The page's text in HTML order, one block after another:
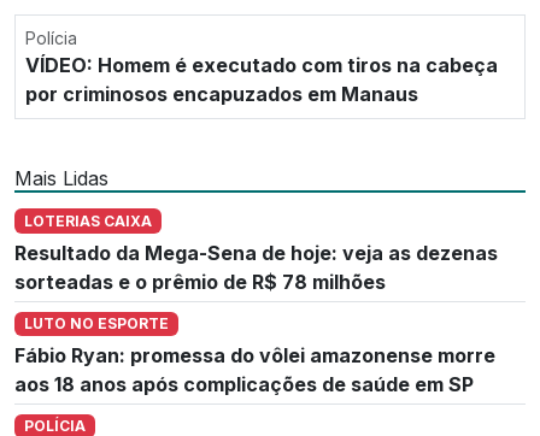
Polícia
VÍDEO: Homem é executado com tiros na cabeça
por criminosos encapuzados em Manaus
Mais Lidas
LOTERIAS CAIXA
Resultado da Mega-Sena de hoje: veja as dezenas
sorteadas e o prêmio de R$ 78 milhões
LUTO NO ESPORTE
Fábio Ryan: promessa do vôlei amazonense morre
aos 18 anos após complicações de saúde em SP
POLÍCIA